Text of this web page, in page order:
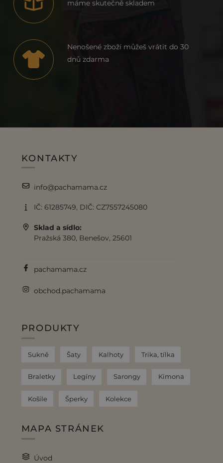
máme skutečně skladem
Nenošené zboží můžeš vrátit do 30
dnů zdarma
KONTAKTY
info@pachamama.cz
IČ: 61285749, DIČ: CZ7557245080
Sklad a sídlo:
Pražská 380, Benešov, 25601
pachamama.cz
obchod.pachamama
PRODUKTY
Sukně Šaty Kalhoty Trika, tílka
Braletky Legíny Sarongy Kimona
Košile Šperky Kolekce
MAPA STRÁNEK
Úvod